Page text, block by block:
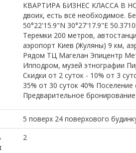
КВАРТИРА БИЗНЕС КЛАССА В
двоих, есть всё необходимое.
50°22'15.9"N 30°27'17.9"E
Теремки 200 метров,
аэропорт Киев (Жуляны) 9 км,
Рядом ТЦ Магелан Эпицентр
Ипподром, музей этнографии
Скидки от 2 суток - 10% от 3
35% от 30 суток 40%
Предварительное
5 поверх 24 поверхового
2